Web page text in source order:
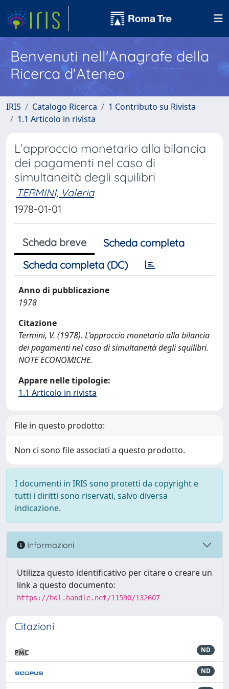
Benvenuti nell'Anagrafe della
Ricerca d'Ateneo
IRIS Catalogo Ricerca
1 Contributo su Rivista
1.1 Articolo in rivista
L’approccio monetario alla bilancia
dei pagamenti nel caso di
simultaneità degli squilibri
TERMINI, Valeria
1978-01-01
Scheda breve
Scheda completa
Scheda completa (DC)
Anno di pubblicazione
1978
Citazione
Termini, V. (1978). L’approccio monetario alla bilancia
dei pagamenti nel caso di simultaneità degli squilibri.
NOTE ECONOMICHE.
Appare nelle tipologie:
1.1 Articolo in rivista
File in questo prodotto:
Non ci sono file associati a questo prodotto.
I documenti in IRIS sono protetti da copyright e
tutti i diritti sono riservati, salvo diversa
indicazione.
Informazioni
Utilizza questo identificativo per citare o creare un
link a questo documento:
https://hdl.handle.net/11590/132607
Citazioni
ND
ND